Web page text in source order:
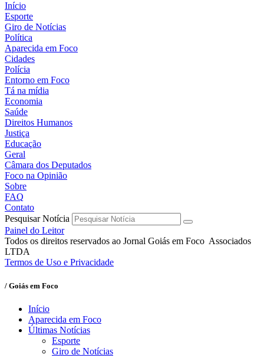
Início
Esporte
Giro de Notícias
Política
Aparecida em Foco
Cidades
Polícia
Entorno em Foco
Tá na mídia
Economia
Saúde
Direitos Humanos
Justiça
Educação
Geral
Câmara dos Deputados
Foco na Opinião
Sobre
FAQ
Contato
Pesquisar Notícia
Painel do Leitor
Todos os direitos reservados ao Jornal Goiás em Foco Associados
LTDA
Termos de Uso e Privacidade
/ Goiás em Foco
Início
Aparecida em Foco
Últimas Notícias
Esporte
Giro de Notícias